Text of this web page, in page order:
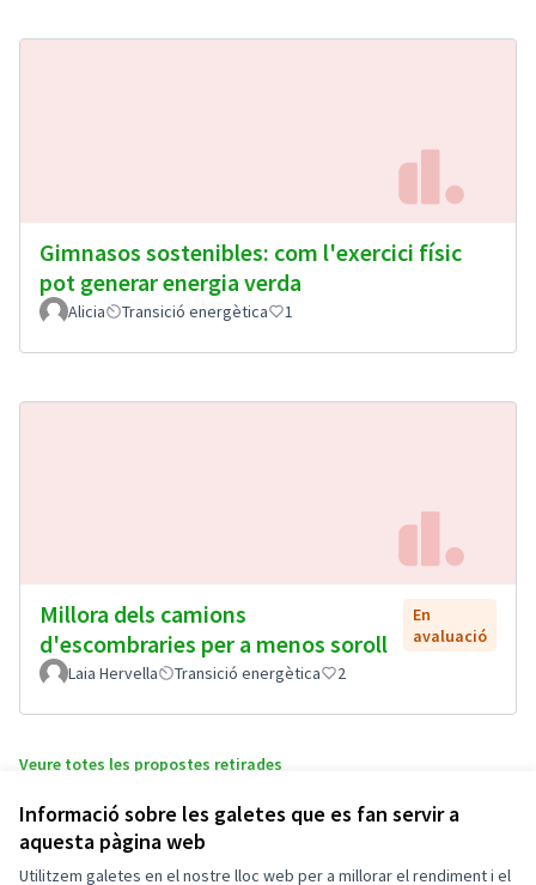
Informació sobre les galetes que es fan servir a
aquesta pàgina web
Utilitzem galetes en el nostre lloc web per a millorar el rendiment i el
Gimnasos sostenibles: com l'exercici físic
pot generar energia verda
Alicia Transició energètica 1
Millora dels camions
d'escombraries per a menos soroll
En
avaluació
Laia Hervella
Transició energètica 2
Veure totes les propostes retirades
Termes i condicions d'ús
Configuració de les galetes